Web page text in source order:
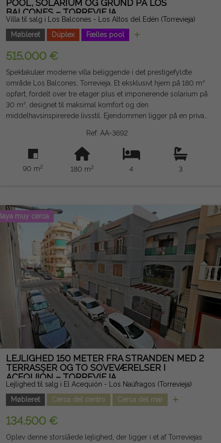
POOL, SOLARIUM OG GRUND PÅ LOS
BALCONES – TORREVIEJA
Villa til salg i Los Balcones - Los Altos del Edén (Torrevieja)
Møbleret
Dúplex Fælles pool
515.000 €
Spektakulær moderne villa beliggende i det prestigefyldte
område Los Balcones, Torrevieja. Et eksklusivt hjem på 180 m²
opført, fordelt over tre etager plus et imponerende solarium på
30 m², designet til maksimal komfort og den
middelhavsinspirerede livsstil. Ejendommen ligger på en privat
swimmingpool på 17 m², ideel til at nyde det fremragende
klima året rundt. I stueetagen er der en rummelig
multifunktionel stue, et soveværelse, et fuldt badeværelse og et
praktisk vaskerum med masser af opbevaringsplads.
store soveværelser med indbyggede garderobeskabe, et
elegant fuldt badeværelse og adgang til en terrasse og en
balkon. Herfra kan du få adgang til det storslåede private
solarium, perfekt til at skabe et chill-out område og nyde den
uhindrede udsigt og saltlaguner. Beliggende i et af de mest
eftertragtede områder i Torrevieja, er det tæt på
supermarkeder, restauranter, skoler, golfbaner, indkøbscentre,
strande og alle faciliteter. Et ideelt hjem som en fast bolig,
sekundærbolig eller investering, som kombinerer design,
rummelighed, privatliv og en privilegeret beliggenhed. Juridisk
note: Gebyrer og skatter er ikke inkluderet. De oplysninger, der
gives, er indikative og ikke juridisk bindende, og kan indeholde
Ref: AA-3692
90 m2 180 m2 4 3
muy cerca
LEJLIGHED 150 METER FRA STRANDEN MED 2
TERRASSER OG TO SOVEVÆRELSER I
ACEQUIÓN – TORREVIEJA
Lejlighed til salg i El Acequión - Los Naúfragos (Torrevieja)
Møbleret
Cerca del centro Cerca del mar
134.500 €
Oplev denne storslåede lejlighed, der ligger i et af Torreviejas